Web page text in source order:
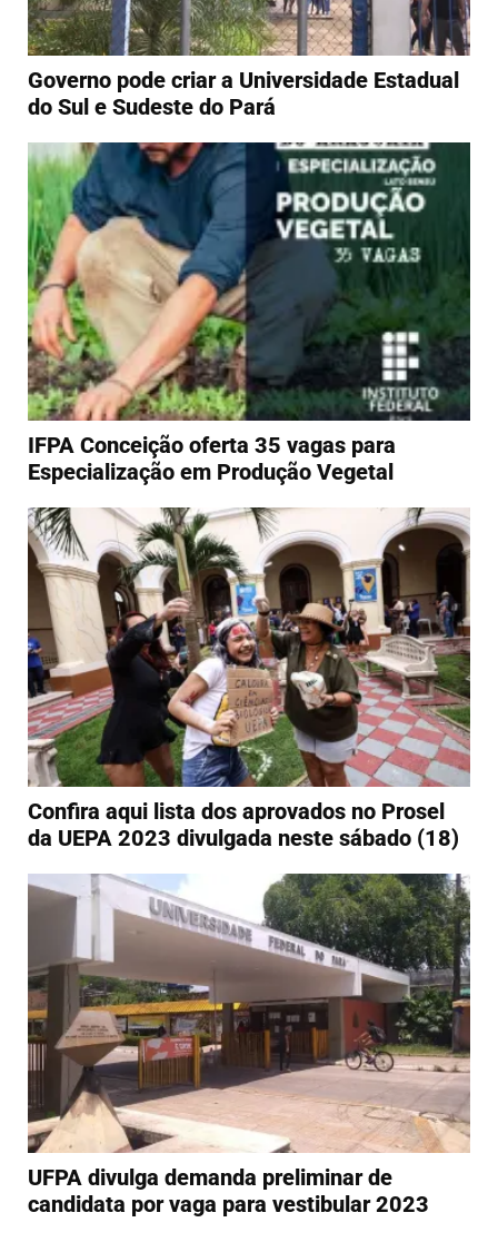
Governo pode criar a Universidade Estadual
do Sul e Sudeste do Pará
IFPA Conceição oferta 35 vagas para
Especialização em Produção Vegetal
Confira aqui lista dos aprovados no Prosel
da UEPA 2023 divulgada neste sábado (18)
UFPA divulga demanda preliminar de
candidata por vaga para vestibular 2023